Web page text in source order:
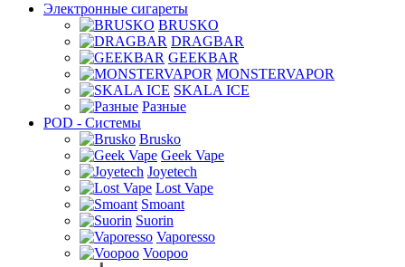
Электронные сигареты
BRUSKO
DRAGBAR
GEEKBAR
MONSTERVAPOR
SKALA ICE
Разные
POD - Системы
Brusko
Geek Vape
Joyetech
Lost Vape
Smoant
Suorin
Vaporesso
Voopoo